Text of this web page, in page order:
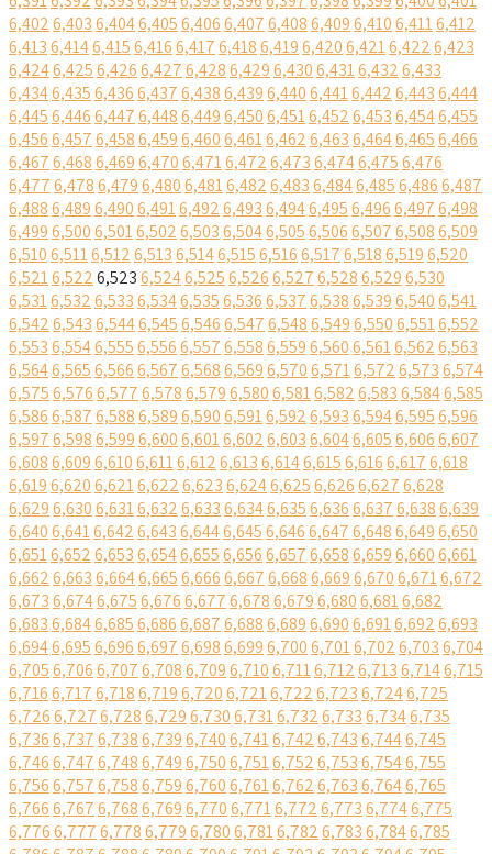
6,4026,4036,4046,4056,4066,4076,4086,4096,4106,4116,412
6,4136,4146,4156,4166,4176,4186,4196,4206,4216,4226,423
6,4246,4256,4266,4276,4286,4296,4306,4316,4326,433
6,4346,4356,4366,4376,4386,4396,4406,4416,4426,4436,444
6,4456,4466,4476,4486,4496,4506,4516,4526,4536,4546,455
6,4566,4576,4586,4596,4606,4616,4626,4636,4646,4656,466
6,4676,4686,4696,4706,4716,4726,4736,4746,4756,476
6,4776,4786,4796,4806,4816,4826,4836,4846,4856,4866,487
6,4886,4896,4906,4916,4926,4936,4946,4956,4966,4976,498
6,4996,5006,5016,5026,5036,5046,5056,5066,5076,5086,509
6,5106,5116,5126,5136,5146,5156,5166,5176,5186,5196,520
6,5216,5226,5236,5246,5256,5266,5276,5286,5296,530
6,5316,5326,5336,5346,5356,5366,5376,5386,5396,5406,541
6,5426,5436,5446,5456,5466,5476,5486,5496,5506,5516,552
6,5536,5546,5556,5566,5576,5586,5596,5606,5616,5626,563
6,5646,5656,5666,5676,5686,5696,5706,5716,5726,5736,574
6,5756,5766,5776,5786,5796,5806,5816,5826,5836,5846,585
6,5866,5876,5886,5896,5906,5916,5926,5936,5946,5956,596
6,5976,5986,5996,6006,6016,6026,6036,6046,6056,6066,607
6,6086,6096,6106,6116,6126,6136,6146,6156,6166,6176,618
6,6196,6206,6216,6226,6236,6246,6256,6266,6276,628
6,6296,6306,6316,6326,6336,6346,6356,6366,6376,6386,639
6,6406,6416,6426,6436,6446,6456,6466,6476,6486,6496,650
6,6516,6526,6536,6546,6556,6566,6576,6586,6596,6606,661
6,6626,6636,6646,6656,6666,6676,6686,6696,6706,6716,672
6,6736,6746,6756,6766,6776,6786,6796,6806,6816,682
6,6836,6846,6856,6866,6876,6886,6896,6906,6916,6926,693
6,6946,6956,6966,6976,6986,6996,7006,7016,7026,7036,704
6,7056,7066,7076,7086,7096,7106,7116,7126,7136,7146,715
6,7166,7176,7186,7196,7206,7216,7226,7236,7246,725
6,7266,7276,7286,7296,7306,7316,7326,7336,7346,735
6,7366,7376,7386,7396,7406,7416,7426,7436,7446,745
6,7466,7476,7486,7496,7506,7516,7526,7536,7546,755
6,7566,7576,7586,7596,7606,7616,7626,7636,7646,765
6,7666,7676,7686,7696,7706,7716,7726,7736,7746,775
6,7766,7776,7786,7796,7806,7816,7826,7836,7846,785